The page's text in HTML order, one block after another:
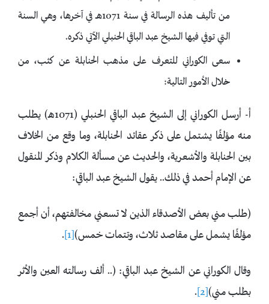
من تأليف هذه الرسالة في سنة 1071هــ في آخرها، وهي السنة
التي توفي فيها الشيخ عبد الباقي الحنبلي الآتي ذكره.
سعى الكوراني للتعرف على مذهب الحنابلة عن كثب، من
خلال الأمور التالية:
أ- أرسل الكوراني إلى الشيخ عبد الباقي الحنبلي (1071هـ) يطلب
منه مؤلفًا يشتمل على ذكر عقائد الحنابلة، وما وقع من الخلاف
بين الحنابلة والأشعرية، والحديث عن مسألة الكلام وذكر المنقول
عن الإمام أحمد في ذلك.. يقول الشيخ عبد الباقي:
(طلب مني بعض الأصدقاء الذين لا تسعني مخالفتهم، أن أجمع
مؤلفًا يشمل على مقاصد ثلاث، وتتمات خمس)[1]
.
وقال الكوراني عن الشيخ عبد الباقي: (.. ألف رسالته العين والأثر
بطلب مني)[2]
.